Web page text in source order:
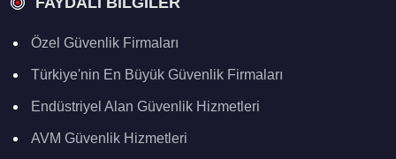
Özel Güvenlik Firmaları
Türkiye'nin En Büyük Güvenlik Firmaları
Endüstriyel Alan Güvenlik Hizmetleri
AVM Güvenlik Hizmetleri